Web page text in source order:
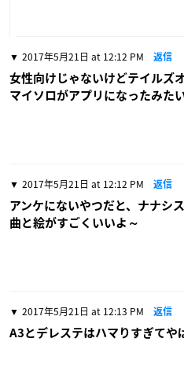
2017年5月21日 at 12:12 PM 返信
女性向けじゃないけどテイルズ
マイソロがアプリになったみた
2017年5月21日 at 12:12 PM 返信
アンケにないやつだと、ナナシ
曲と絵がすごくいいよ～
2017年5月21日 at 12:13 PM 返信
A3とデレステはハマりすぎてや